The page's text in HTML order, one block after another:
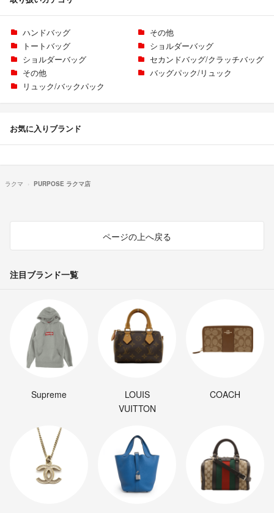
ハンドバッグ
その他
トートバッグ
ショルダーバッグ
ショルダーバッグ
セカンドバッグ/クラッチバッグ
その他
バッグパック/リュック
リュック/バックパック
お気に入りブランド
ラクマ PURPOSE ラクマ店
ページの上へ戻る
注目ブランド一覧
Supreme
LOUIS
VUITTON
COACH